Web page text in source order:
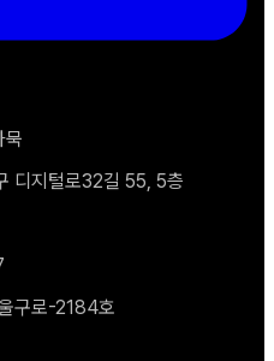
묵
디지털로32길 55, 5층
구로-2184호